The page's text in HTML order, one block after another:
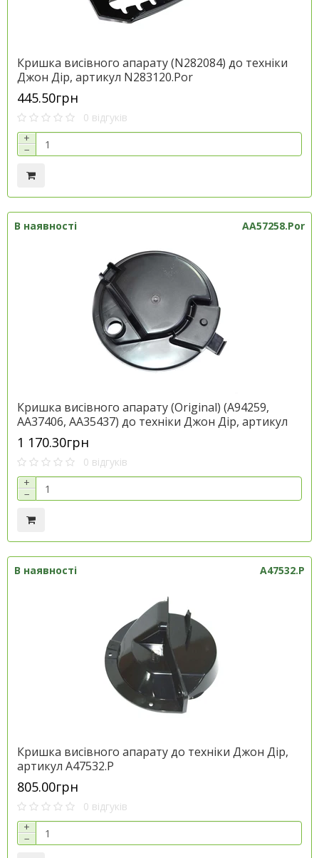
Кришка висівного апарату (N282084) до техніки
Джон Дір, артикул N283120.Por
445.50грн
0 відгуків
+
−
В наявності AA57258.Por
Кришка висівного апарату (Original) (A94259,
AA37406, AA35437) до техніки Джон Дір, артикул
AA57258.Por
1 170.30грн
0 відгуків
+
−
В наявності A47532.P
Кришка висівного апарату до техніки Джон Дір,
артикул A47532.P
805.00грн
0 відгуків
+
−